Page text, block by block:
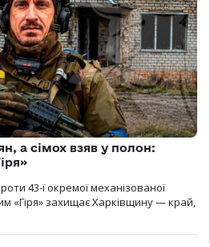
а сімох взяв у полон:
43-ї окремої механізованої
«Гіря» захищає Харківщину — край,